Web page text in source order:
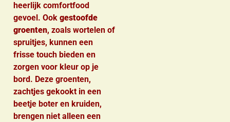
heerlijk comfortfood
gevoel. Ook gestoofde
groenten, zoals wortelen of
spruitjes, kunnen een
frisse touch bieden en
zorgen voor kleur op je
bord. Deze groenten,
zachtjes gekookt in een
beetje boter en kruiden,
brengen niet alleen een